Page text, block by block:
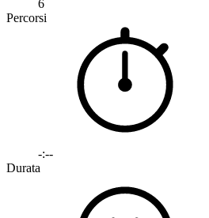
6
Percorsi
-:--
Durata